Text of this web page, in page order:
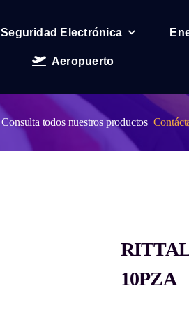
Seguridad Electrónica
Aeropuerto
Consulta todos nuestros productos
RITTAL
10PZA